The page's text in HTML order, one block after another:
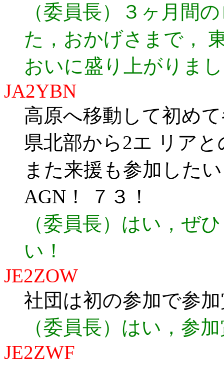
（委員長）３ヶ月間
た，おかげさまで，
おいに盛り上がりま
JA2YBN
高原へ移動して初め
県北部から2エ リア
また来援も参加した
AGN！ ７３！
（委員長）はい，ぜ
い！
JE2ZOW
社団は初の参加で参
（委員長）はい，参
JE2ZWF